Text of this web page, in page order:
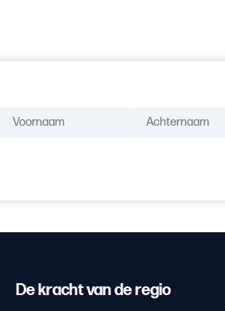
De kracht van de regio